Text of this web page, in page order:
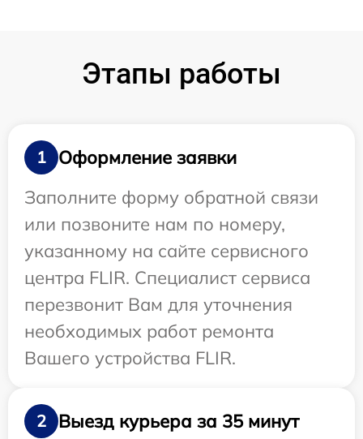
Этапы работы
1
Оформление заявки
Заполните форму обратной связи
или позвоните нам по номеру,
указанному на сайте сервисного
центра FLIR. Специалист сервиса
перезвонит Вам для уточнения
необходимых работ ремонта
Вашего устройства FLIR.
2 Выезд курьера за 35 минут